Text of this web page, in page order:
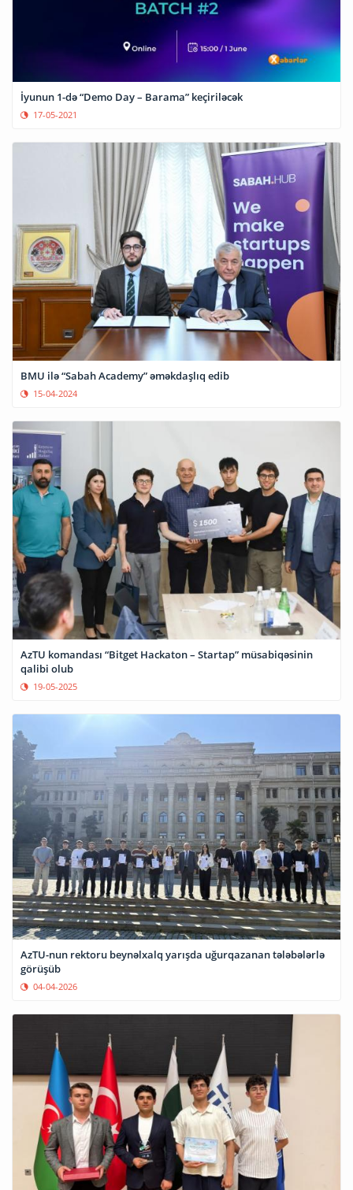
İyunun 1-də “Demo Day – Barama” keçiriləcək
17-05-2021
BMU ilə “Sabah Academy” əməkdaşlıq edib
15-04-2024
AzTU komandası “Bitget Hackaton – Startap” müsabiqəsinin
qalibi olub
19-05-2025
AzTU-nun rektoru beynəlxalq yarışda uğurqazanan tələbələrlə
görüşüb
04-04-2026